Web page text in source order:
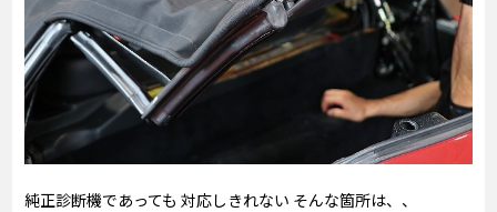
純正診断機であっても 対応しきれない そんな箇所は、、